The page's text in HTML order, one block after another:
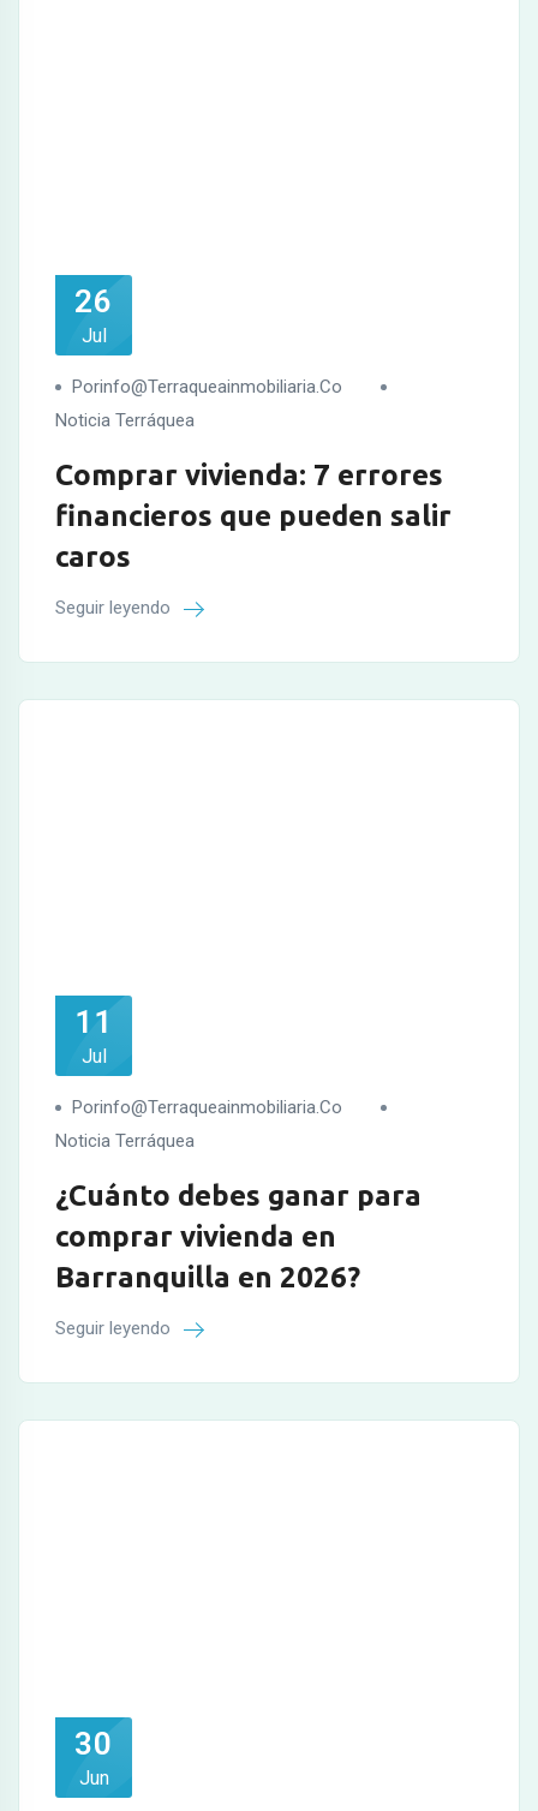
26
Jul
Porinfo@terraqueainmobiliaria.co
Noticia Terráquea
Comprar vivienda: 7 errores
financieros que pueden salir
caros
Seguir leyendo
11
Jul
Porinfo@terraqueainmobiliaria.co
Noticia Terráquea
¿Cuánto debes ganar para
comprar vivienda en
Barranquilla en 2026?
Seguir leyendo
30
Jun